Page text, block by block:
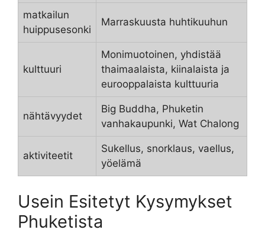
matkailun
huippusesonki
Marraskuusta huhtikuuhun
kulttuuri
Monimuotoinen, yhdistää
thaimaalaista, kiinalaista ja
eurooppalaista kulttuuria
nähtävyydet
Big Buddha, Phuketin
vanhakaupunki, Wat Chalong
aktiviteetit
Sukellus, snorklaus, vaellus,
yöelämä
Usein Esitetyt Kysymykset
Phuketista